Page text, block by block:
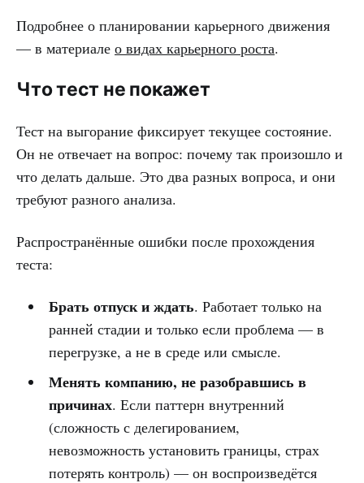
Подробнее о планировании карьерного движения
— в материале о видах карьерного роста.
Что тест не покажет
Тест на выгорание фиксирует текущее состояние.
Он не отвечает на вопрос: почему так произошло и
что делать дальше. Это два разных вопроса, и они
требуют разного анализа.
Распространённые ошибки после прохождения
теста:
Брать отпуск и ждать. Работает только на
ранней стадии и только если проблема — в
перегрузке, а не в среде или смысле.
Менять компанию, не разобравшись в
причинах. Если паттерн внутренний
(сложность с делегированием,
невозможность установить границы, страх
потерять контроль) — он воспроизведётся